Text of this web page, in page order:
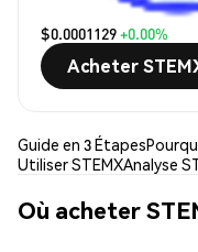
$0.0001129+0.00%
Acheter
Guide en 3 Étapes
Utiliser STEMXAnalyse
Où acheter